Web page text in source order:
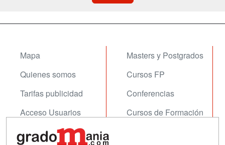
Mapa
Quienes somos
Tarifas publicidad
Acceso Usuarios
Acceso Centros
Masters y Postgrados
Cursos FP
Conferencias
Cursos de Formación